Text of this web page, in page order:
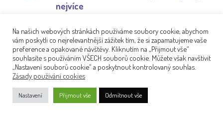
nejvíce
Crohnova choroba a ulcerózní kolitida jsou
chronická onemocnění trávicího traktu. Jenže
bohužel neovlivňují jen zažívání a střeva.
Podstatnou součástí života…
Číst
Na našich webových stránkách používáme soubory cookie, abychom
vám poskytli co nejrelevantnější zážitek tím, že si zapamatujeme vaše
preference a opakované návštěvy. Kliknutím na „Přijmout vše“
souhlasíte s používáním VŠECH souborů cookie. Můžete však navštívit
„Nastavení souborů cookie“ a poskytnout kontrolovaný souhlas.
Zásady používání cookies
Nastavení Přijmout vše Odmítnout vše